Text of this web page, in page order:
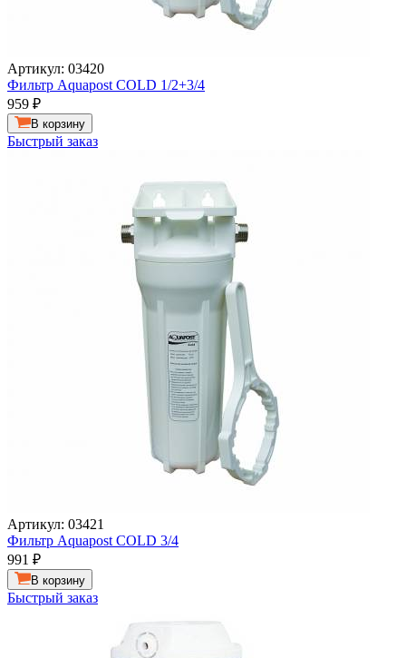
Артикул: 03420
Фильтр Aquapost COLD 1/2+3/4
959 ₽
В корзину
Быстрый заказ
Артикул: 03421
Фильтр Aquapost COLD 3/4
991 ₽
В корзину
Быстрый заказ